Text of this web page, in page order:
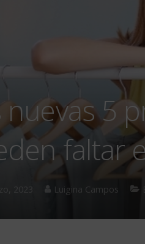
nuevas 5
faltar
2023 Luigina Campos